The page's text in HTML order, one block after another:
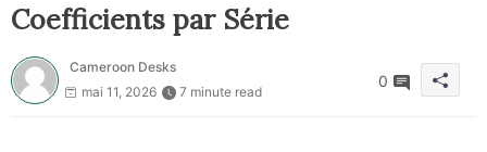
Coefficients par Série
Cameroon Desks
mai 11, 2026
7 minute read
0